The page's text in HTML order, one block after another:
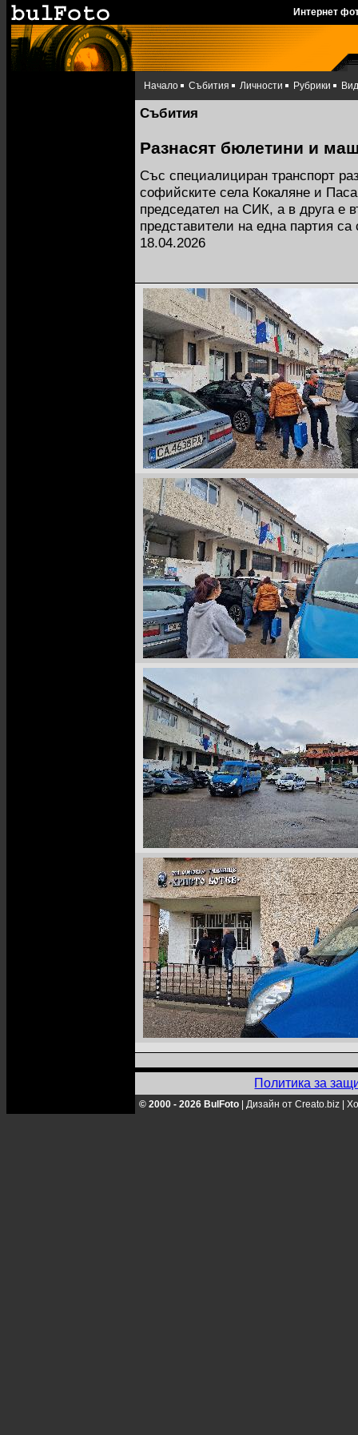
Интернет
Начало Събития Личности Рубрики
Събития
Разнасят бюлетини и
Със специалициран транспорт
софийските села Кокаляне и
председател на СИК, а в друга е
представители на една партия
18.04.2026
Политика за
© 2000 - 2026 BulFoto Дизайн от Creato.biz